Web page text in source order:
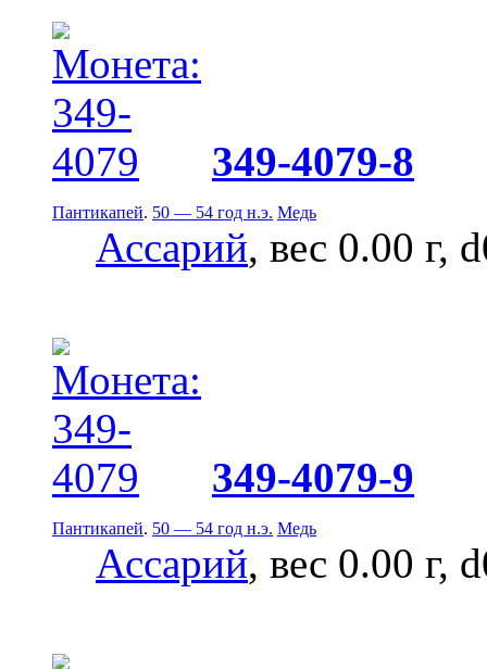
349-4079-8
Пантикапей. 50 — 54 год н.э. Медь
Ассарий, вес 0.00 г,
349-4079-9
Пантикапей. 50 — 54 год н.э. Медь
Ассарий, вес 0.00 г,